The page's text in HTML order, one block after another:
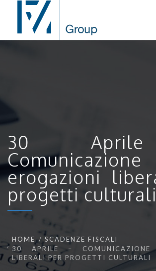
30
Comunicazione
erogazioni
progetti culturali
HOME
SCADENZE FISCALI
30 APRILE – COMUNICAZIONE
LIBERALI PER PROGETTI CULTURALI